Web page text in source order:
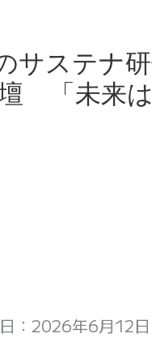
サステナ
「未来
： 2026年6月12